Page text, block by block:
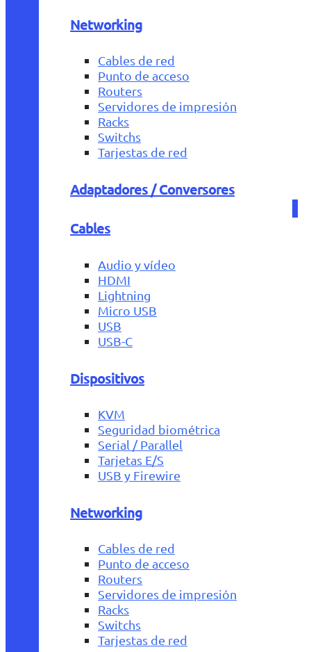
Networking
Cables de red
Punto de acceso
Routers
Servidores de impresión
Racks
Switchs
Tarjestas de red
Adaptadores / Conversores
Cables
Audio y vídeo
HDMI
Lightning
Micro USB
USB
USB-C
Dispositivos
KVM
Seguridad biométrica
Serial / Parallel
Tarjetas E/S
USB y Firewire
Networking
Cables de red
Punto de acceso
Routers
Servidores de impresión
Racks
Switchs
Tarjestas de red